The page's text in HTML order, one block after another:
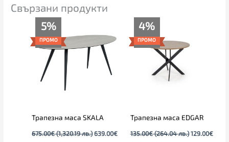
Свързани продукти
5%
ПРОМО
Трапезна маса SKALA
675.00€ (1,320.19 лв.)
was:
675.00€
(1,320.19
лв.).
639.00€
е:
639.00€
(1,249.78
4%
ПРОМО
Трапезна маса EDGAR
135.00€ (264.04 лв.)
135.00€
129.00€
е:
129.00€
(252.30
лв.).